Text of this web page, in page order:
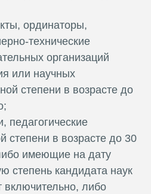
ординаторы,
технические
организаций
или научных
степени в возрасте до
педагогические
степени в возрасте до 30
имеющие на дату
степень кандидата наук
включительно, либо